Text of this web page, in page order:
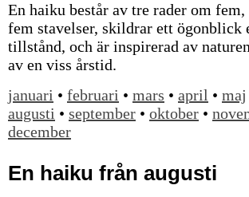
En haiku består av tre rader om
fem stavelser, skildrar ett ögonblick
tillstånd, och är inspirerad av
av en viss årstid.
januari • februari • mars • april • maj
augusti • september • oktober •
december
En haiku från augusti